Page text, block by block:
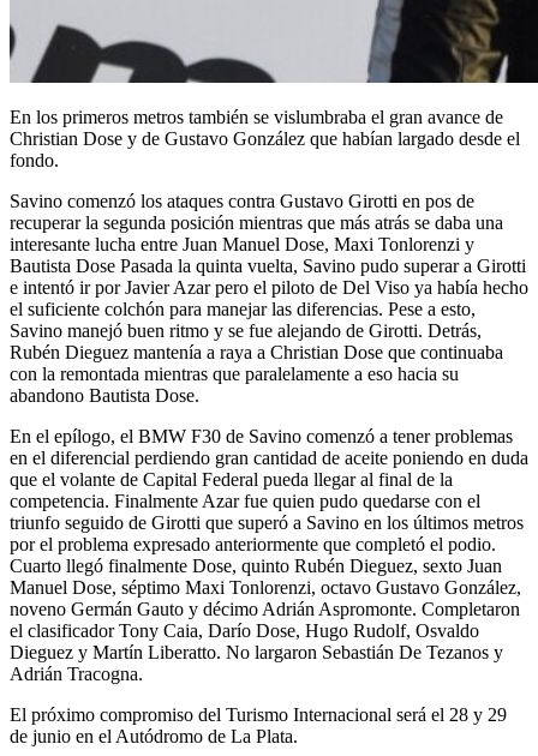
En los primeros metros también se vislumbraba el gran avance de
Christian Dose y de Gustavo González que habían largado desde el
fondo.
Savino comenzó los ataques contra Gustavo Girotti en pos de
recuperar la segunda posición mientras que más atrás se daba una
interesante lucha entre Juan Manuel Dose, Maxi Tonlorenzi y
Bautista Dose Pasada la quinta vuelta, Savino pudo superar a Girotti
e intentó ir por Javier Azar pero el piloto de Del Viso ya había hecho
el suficiente colchón para manejar las diferencias. Pese a esto,
Savino manejó buen ritmo y se fue alejando de Girotti. Detrás,
Rubén Dieguez mantenía a raya a Christian Dose que continuaba
con la remontada mientras que paralelamente a eso hacia su
abandono Bautista Dose.
En el epílogo, el BMW F30 de Savino comenzó a tener problemas
en el diferencial perdiendo gran cantidad de aceite poniendo en duda
que el volante de Capital Federal pueda llegar al final de la
competencia. Finalmente Azar fue quien pudo quedarse con el
triunfo seguido de Girotti que superó a Savino en los últimos metros
por el problema expresado anteriormente que completó el podio.
Cuarto llegó finalmente Dose, quinto Rubén Dieguez, sexto Juan
Manuel Dose, séptimo Maxi Tonlorenzi, octavo Gustavo González,
noveno Germán Gauto y décimo Adrián Aspromonte. Completaron
el clasificador Tony Caia, Darío Dose, Hugo Rudolf, Osvaldo
Dieguez y Martín Liberatto. No largaron Sebastián De Tezanos y
Adrián Tracogna.
El próximo compromiso del Turismo Internacional será el 28 y 29
de junio en el Autódromo de La Plata.